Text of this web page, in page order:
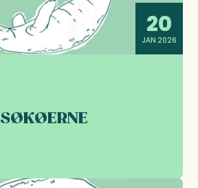
20
JAN 2026
SØKØERNE